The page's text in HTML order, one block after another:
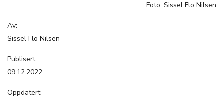
Foto: Sissel Flo Nilsen
Av:
Sissel Flo Nilsen
Publisert:
09.12.2022
Oppdatert: